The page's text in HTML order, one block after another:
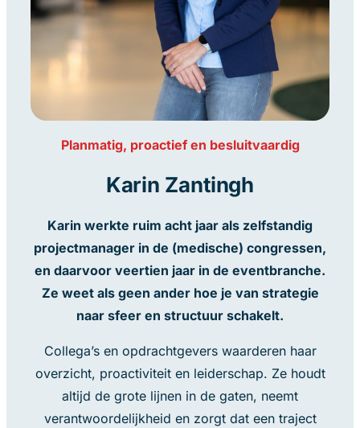
Planmatig, proactief en besluitvaardig
Karin Zantingh
Karin werkte ruim acht jaar als zelfstandig
projectmanager in de (medische) congressen,
en daarvoor veertien jaar in de eventbranche.
Ze weet als geen ander hoe je van strategie
naar sfeer en structuur schakelt.
Collega’s en opdrachtgevers waarderen haar
overzicht, proactiviteit en leiderschap. Ze houdt
altijd de grote lijnen in de gaten, neemt
verantwoordelijkheid en zorgt dat een traject